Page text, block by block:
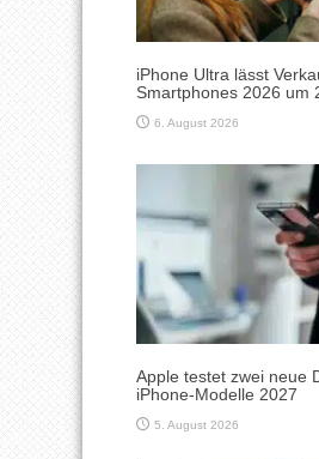
iPhone Ultra lässt
Smartphones 2026 um
6. August 2026
Apple testet zwei neue
iPhone-Modelle 2027
5. August 2026